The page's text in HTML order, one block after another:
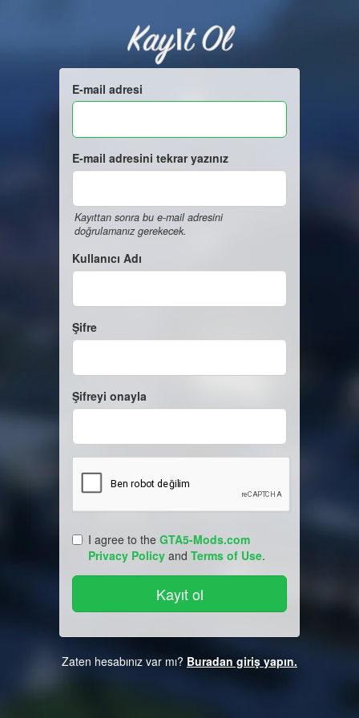
Kayıt Ol
E-mail adresi
E-mail adresini tekrar yazınız
Kayıttan sonra bu e-mail adresini
doğrulamanız gerekecek.
Kullanıcı Adı
Şifre
Şifreyi onayla
I agree to the GTA5-Mods.com
Privacy Policy and Terms of Use.
Zaten hesabınız var mı? Buradan giriş yapın.